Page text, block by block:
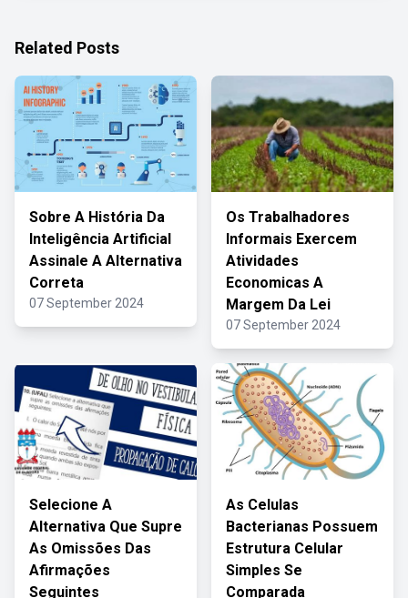
Related Posts
Sobre A História Da
Inteligência Artificial
Assinale A Alternativa
Correta
07 September 2024
Os Trabalhadores
Informais Exercem
Atividades
Economicas A
Margem Da Lei
07 September 2024
Selecione A
Alternativa Que Supre
As Omissões Das
Afirmações
Seguintes
As Celulas
Bacterianas Possuem
Estrutura Celular
Simples Se
Comparada